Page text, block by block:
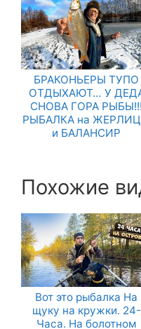
БРАКОНЬЕРЫ ТУПО
ОТДЫХАЮТ… У
СНОВА ГОРА РЫБЫ!!!
РЫБАЛКА на
и БАЛАНСИР
Похожие
Вот это рыбалка На
щуку на кружки. 24-
Часа. На болотном